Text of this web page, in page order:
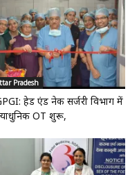
Pradesh
हेड एंड नेक सर्जरी विभाग में
OT शुरू,